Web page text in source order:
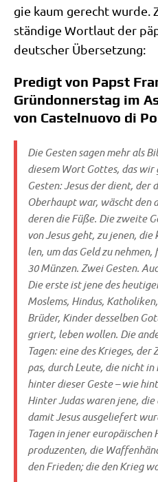
gie kaum gerecht wur­de.
stän­di­ge Wort­laut der
deut­scher Übersetzung:
Predigt von Papst
Gründonnerstag im
von Castelnuovo di
Die Gesten sagen mehr als
die­sem Wort Got­tes, das wir
Gesten: Jesus der dient, der
Ober­haupt war, wäscht den
de­ren die Füße. Die zwei­te
von Jesus geht, zu jenen,
len, um das Geld zu
30 Mün­zen. Zwei Gesten.
Die erste ist jene des
Mos­lems, Hin­dus,
Brü­der, Kin­der des­sel­ben
griert, leben wol­len. Die
Tagen: eine des Krie­ges,
pas, durch Leu­te, die nicht
hin­ter die­ser Geste – wie
Hin­ter Judas waren jene, die
damit Jesus aus­ge­lie­fert
Tagen in jener
pro­du­zen­ten, die
den Frie­den; die den Krieg